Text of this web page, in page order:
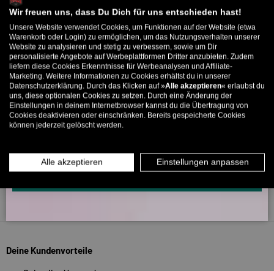
5318 266
Verifiziert von
Willkommens-Rabattcode direkt per Mail zugeschickt.
Bis zu 11% Rabatt auf deine erste Bestellung. Aufgepasst: Du
kannst nur 1x wählen! 🤫
5% ab €80 9% ab €100 11% ab €150 🔥
E-Mail
MÄNNER
INFOS ÜBER WHATSAPP? KEIN PROBLEM!
KLICK HIER UND SCHICKE UNS DIE VORGESCHRIEBENE NACHRICHT,
Deine Kundenvorteile
Wir freuen uns, dass Du Dich für uns entschieden hast!
Unsere Website verwendet Cookies, um Funktionen auf der Website (etwa
Warenkorb oder Login) zu ermöglichen, um das Nutzungsverhalten unserer
Website zu analysieren und stetig zu verbessern, sowie um Dir
personalisierte Angebote auf Werbeplattformen Dritter anzubieten. Zudem
liefern diese Cookies Erkenntnisse für Werbeanalysen und Affiliate-
Marketing. Weitere Informationen zu Cookies erhältst du in unserer
Datenschutzerklärung. Durch das Klicken auf »Alle akzeptieren« erlaubst du
uns, diese optionalen Cookies zu setzen. Durch eine Änderung der
Einstellungen in deinem Internetbrowser kannst du die Übertragung von
Cookies deaktivieren oder einschränken. Bereits gespeicherte Cookies
können jederzeit gelöscht werden.
Alle akzeptieren Einstellungen anpassen